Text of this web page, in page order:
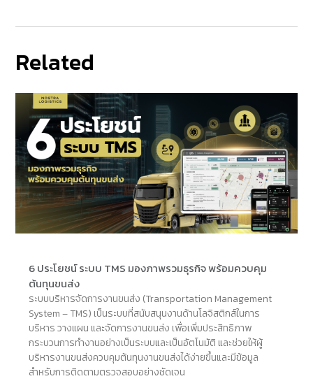
Related
6 ประโยชน์ ระบบ TMS มองภาพรวมธุรกิจ พร้อมควบคุม
ต้นทุนขนส่ง
ระบบบริหารจัดการงานขนส่ง (Transportation Management
System – TMS) เป็นระบบที่สนับสนุนงานด้านโลจิสติกส์ในการ
บริหาร วางแผน และจัดการงานขนส่ง เพื่อเพิ่มประสิทธิภาพ
กระบวนการทำงานอย่างเป็นระบบและเป็นอัตโนมัติ และช่วยให้ผู้
บริหารงานขนส่งควบคุมต้นทุนงานขนส่งได้ง่ายขึ้นและมีข้อมูล
สำหรับการติดตามตรวจสอบอย่างชัดเจน